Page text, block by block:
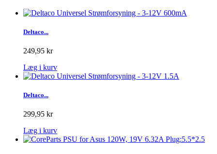
Deltaco...
249,95 kr
Læg i kurv
Deltaco...
299,95 kr
Læg i kurv